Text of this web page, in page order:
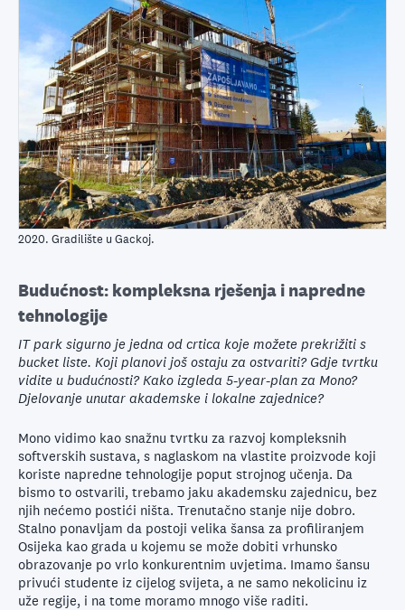
2020. Gradilište u Gackoj.
Budućnost: kompleksna rješenja i napredne
tehnologije
IT park sigurno je jedna od crtica koje možete prekrižiti s
bucket liste. Koji planovi još ostaju za ostvariti? Gdje tvrtku
vidite u budućnosti? Kako izgleda 5-year-plan za Mono?
Djelovanje unutar akademske i lokalne zajednice?
Mono vidimo kao snažnu tvrtku za razvoj kompleksnih
softverskih sustava, s naglaskom na vlastite proizvode koji
koriste napredne tehnologije poput strojnog učenja. Da
bismo to ostvarili, trebamo jaku akademsku zajednicu, bez
njih nećemo postići ništa. Trenutačno stanje nije dobro.
Stalno ponavljam da postoji velika šansa za profiliranjem
Osijeka kao grada u kojemu se može dobiti vrhunsko
obrazovanje po vrlo konkurentnim uvjetima. Imamo šansu
privući studente iz cijelog svijeta, a ne samo nekolicinu iz
uže regije, i na tome moramo mnogo više raditi.